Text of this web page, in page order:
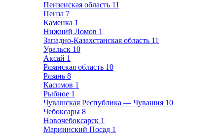
Пензенская область 11
Пенза 7
Каменка 1
Нижний Ломов 1
Западно-Казахстанская область 11
Уральск 10
Аксай 1
Рязанская область 10
Рязань 8
Касимов 1
Рыбное 1
Чувашская Республика — Чувашия 10
Чебоксары 8
Новочебоксарск 1
Мариинский Посад 1